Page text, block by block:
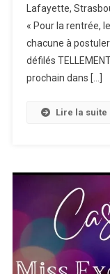
Lafayette,
« Pour la rentrée,
chacune à
défilés
prochain dans […]
Lire la suite